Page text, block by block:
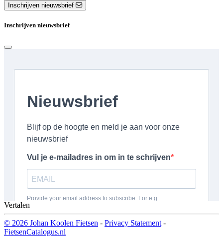
Inschrijven nieuwsbrief
Inschrijven nieuwsbrief
Vertalen
© 2026 Johan Koolen Fietsen - Privacy Statement -
FietsenCatalogus.nl